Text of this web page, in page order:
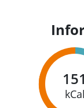
151
kCal